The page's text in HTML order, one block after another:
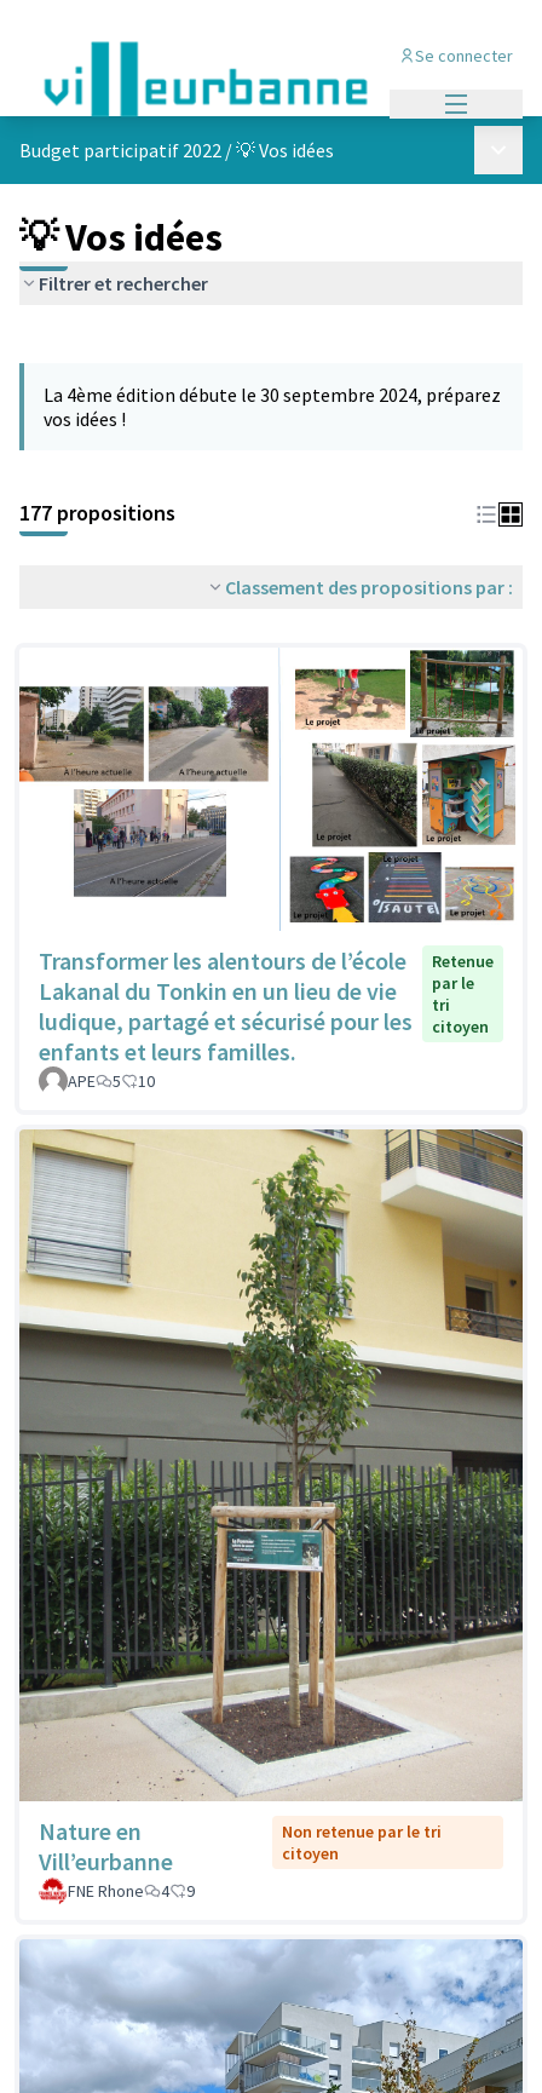
Se connecter
Budget participatif 2022 /💡 Vos idées
💡 Vos idées
Filtrer et rechercher
−
La 4ème édition débute le 30 septembre 2024, préparez
vos idées !
177 propositions
Classement des propositions par :
Transformer les alentours de l’école
Lakanal du Tonkin en un lieu de vie
ludique, partagé et sécurisé pour les
enfants et leurs familles.
Retenue
par le
tri
citoyen
APE 5 10
Nature en
Vill’eurbanne
Non retenue par le tri
citoyen
FNE Rhone
4 9